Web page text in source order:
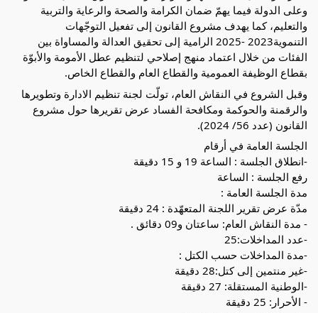
وعلى الدولة فيما يهمّ ضمان الكرامة والصحة والرعاية والتربية
والتعليم، كما يهدف مشروع القانون إلى تفعيل التوجّهات
التنموية2023 -2025 الرامية إلى تحقيق العدالة والمساواة بين
الفئات من خلال اعتماد منهج إصلاحي لتنظيم عطل الأمومة والأبوّة
بقطاع الوظيفة العمومية والقطاع العام والقطاع الخاص.
وقبل الشروع في النقاش العام، تولّت لجنة تنظيم الادارة وتطويرها
والرقمنة والحوكمة ومكافحة الفساد عرض تقريرها حول مشروع
القانون (عدد 56/ 2024).
الجلسة العامة في أرقام
-انطلاق الجلسة : الساعة 19 و 15 دقيقة
رفع الجلسة : الساعة
مدة الجلسة العامة :
مدّة عرض تقرير اللجنة المتعهّدة : 24 دقيقة
- مدة النقاش العام: ساعتان و09 دقائق .
-عدد المداخلات:25
-مدة المداخلات حسب الكتل :
-غير منتمين إلى كتل:28 دقيقة
-الوطنية المستقلة: 27 دقيقة
- الأحرار: 25 دقيقة